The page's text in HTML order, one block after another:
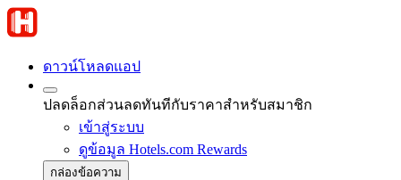
ดาวน์โหลดแอป
ปลดล็อกส่วนลดทันทีกับราคาสำหรับสมาชิก
เข้าสู่ระบบ
ดูข้อมูล Hotels.com Rewards
กล่องข้อความ